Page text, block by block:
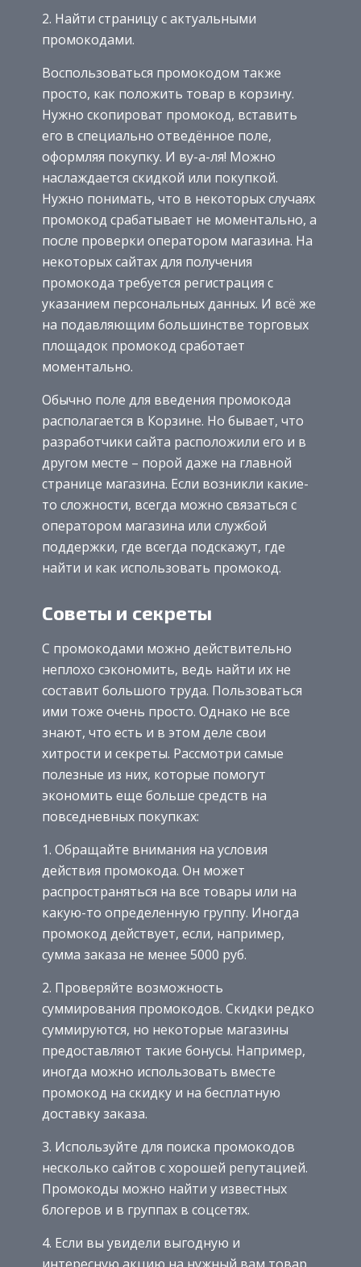
2. Найти страницу с актуальными
промокодами.
Воспользоваться промокодом также
просто, как положить товар в корзину.
Нужно скопироват промокод, вставить
его в специально отведённое поле,
оформляя покупку. И ву-а-ля! Можно
наслаждается скидкой или покупкой.
Нужно понимать, что в некоторых случаях
промокод срабатывает не моментально, а
после проверки оператором магазина. На
некоторых сайтах для получения
промокода требуется регистрация с
указанием персональных данных. И всё же
на подавляющим большинстве торговых
площадок промокод сработает
моментально.
Обычно поле для введения промокода
располагается в Корзине. Но бывает, что
разработчики сайта расположили его и в
другом месте – порой даже на главной
странице магазина. Если возникли какие-
то сложности, всегда можно связаться с
оператором магазина или службой
поддержки, где всегда подскажут, где
найти и как использовать промокод.
Советы и секреты
С промокодами можно действительно
неплохо сэкономить, ведь найти их не
составит большого труда. Пользоваться
ими тоже очень просто. Однако не все
знают, что есть и в этом деле свои
хитрости и секреты. Рассмотри самые
полезные из них, которые помогут
экономить еще больше средств на
повседневных покупках:
1. Обращайте внимания на условия
действия промокода. Он может
распространяться на все товары или на
какую-то определенную группу. Иногда
промокод действует, если, например,
сумма заказа не менее 5000 руб.
2. Проверяйте возможность
суммирования промокодов. Скидки редко
суммируются, но некоторые магазины
предоставляют такие бонусы. Например,
иногда можно использовать вместе
промокод на скидку и на бесплатную
доставку заказа.
3. Используйте для поиска промокодов
несколько сайтов с хорошей репутацией.
Промокоды можно найти у известных
блогеров и в группах в соцсетях.
4. Если вы увидели выгодную и